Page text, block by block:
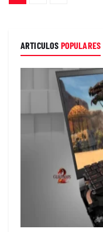
ARTICULOS POPULARES